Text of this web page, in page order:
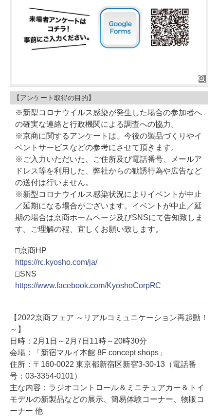
【アンケート取得の目的】
※新型コロナウイルス感染が発生した場合の参加者へ
の確実な連絡と行政機関による調査への協力。
※京商に関するアンケートは、今後の製品づくりやイ
ベントサービスなどの参考にさせて頂きます。
※ご入力いただいた、ご住所及び電話番号、メールア
ドレス等を利用した、弊社からの勧誘行為や広告など
の送付は行いません。
※新型コロナウイルス感染状況によりイベントが中止
／延期になる場合がございます。イベントが中止／延
期の場合は京商ホームページ及びSNSにて告知致しま
す。ご理解の程、宜しくお願い致します。
□京商HP
https://rc.kyosho.com/ja/
□SNS
https://www.facebook.com/KyoshoCorpRC
【2022京商フェア ～リアルコミュニケーション再起動！
～】
日時：2月1日～2月7日11時～20時30分
会場：「新宿マルイ本館 8F concept shops」
住所：〒160-0022 東京都新宿区新宿3-30-13（電話番
号：03-3354-0101）
主な内容：ラジオコントロール＆ミニチュアカー＆トイ
モデルの新製品などの展示、簡易体験コーナー、物販コ
ーナー 他